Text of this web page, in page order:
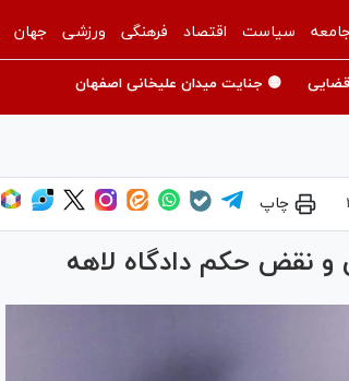
سیاست اقتصاد فرهنگی ورزشی جهان
🟡 جنایت میدان علیخانی اصفهان
چاپ
و نقض حکم دادگاه لاهه